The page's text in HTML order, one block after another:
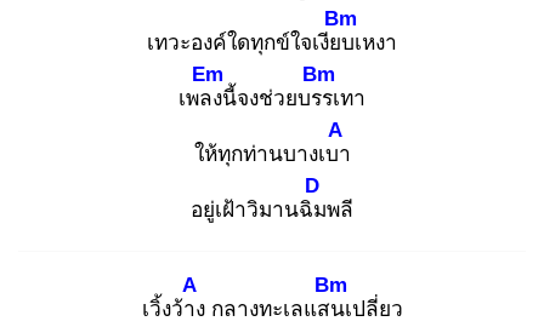
เทวะองค์ใดทุกข์ใจเงียบ
Bm
เหงา
เพลง
Em
นี้จงช่วยบรร
Bm
เทา
ให้ทุกท่านบางเบา
A
อยู่เฝ้าวิมานฉิม
D
พลี
เวิ้งว้าง
A
กลางทะเลแสน
Bm
เปลี่ยว